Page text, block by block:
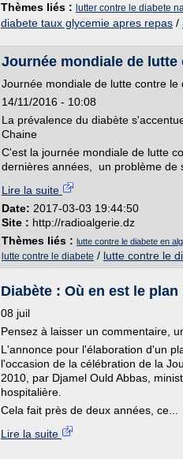
Thèmes liés : lutter contre le diabete
diabete taux glycemie apres repas /
Journée mondiale de
Journée mondiale de lutte contre
14/11/2016 - 10:08
La prévalence du diabète
Chaine
C'est la journée mondiale de lutte
dernières années, un problème de
Lire la suite
Date: 2017-03-03 19:44:50
Site : http://radioalgerie.dz
Thèmes liés : lutte contre le diabete en
lutte contre le diabete / lutte contre le
Diabète : Où en est le
08 juil
Pensez à laisser un commentaire,
L'annonce pour l'élaboration d'un
l'occasion de la célébration de la
2010, par Djamel Ould Abbas,
hospitalière.
Cela fait près de deux années, ce...
Lire la suite